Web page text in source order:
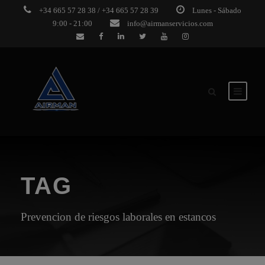
+34 665 57 28 38 / +34 665 57 28 39
Lunes - Sábado
9:00 - 21:00
info@airmanservicios.com
TAG
Prevencion de riesgos laborales en estancos